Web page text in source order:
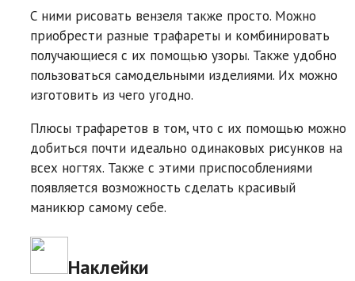
С ними рисовать вензеля также просто. Можно
приобрести разные трафареты и комбинировать
получающиеся с их помощью узоры. Также удобно
пользоваться самодельными изделиями. Их можно
изготовить из чего угодно.
Плюсы трафаретов в том, что с их помощью можно
добиться почти идеально одинаковых рисунков на
всех ногтях. Также с этими приспособлениями
появляется возможность сделать красивый
маникюр самому себе.
Наклейки